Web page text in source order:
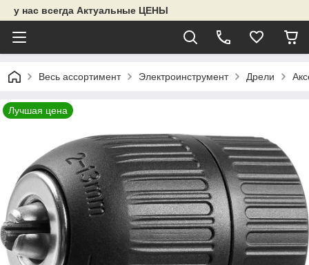
у нас всегда Актуальные ЦЕНЫ
Весь ассортимент Электроинструмент Дрели
Лучшая цена